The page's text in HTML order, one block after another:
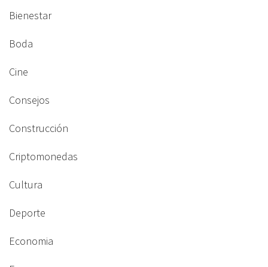
Bienestar
Boda
Cine
Consejos
Construcción
Criptomonedas
Cultura
Deporte
Economia